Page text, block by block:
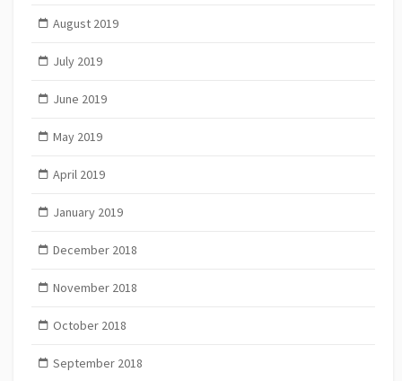
August 2019
July 2019
June 2019
May 2019
April 2019
January 2019
December 2018
November 2018
October 2018
September 2018